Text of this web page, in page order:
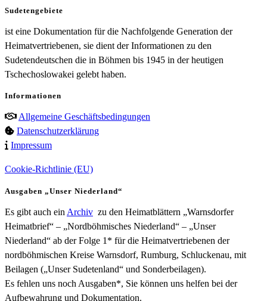
Sudetengebiete
ist eine Dokumentation für die Nachfolgende Generation der
Heimatvertriebenen, sie dient der Informationen zu den
Sudetendeutschen die in Böhmen bis 1945 in der heutigen
Tschechoslowakei gelebt haben.
Informationen
Allgemeine Geschäftsbedingungen
Datenschutzerklärung
Impressum
Cookie-Richtlinie (EU)
Ausgaben „Unser Niederland“
Es gibt auch ein Archiv zu den Heimatblättern „Warnsdorfer
Heimatbrief“ – „Nordböhmisches Niederland“ – „Unser
Niederland“ ab der Folge 1* für die Heimatvertriebenen der
nordböhmischen Kreise Warnsdorf, Rumburg, Schluckenau, mit
Beilagen („Unser Sudetenland“ und Sonderbeilagen).
Es fehlen uns noch Ausgaben*, Sie können uns helfen bei der
Aufbewahrung und Dokumentation.